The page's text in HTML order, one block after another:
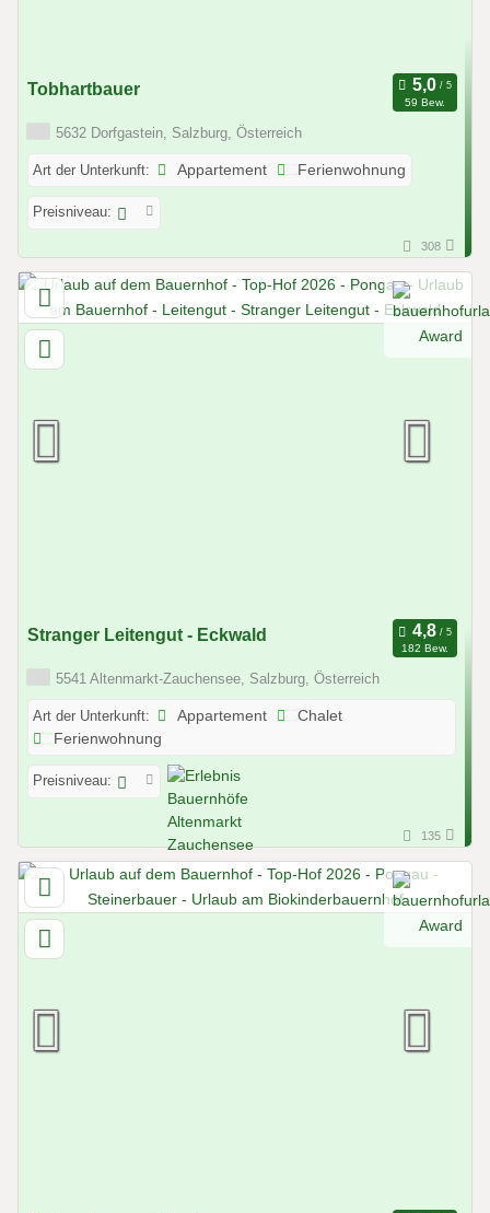
Tobhartbauer
59 Bew.
5632 Dorfgastein, Salzburg, Österreich
Art der Unterkunft: Appartement Ferienwohnung
Preisniveau:
308
Stranger Leitengut - Eckwald
182 Bew.
5541 Altenmarkt-Zauchensee, Salzburg, Österreich
Art der Unterkunft: Appartement
Chalet
Ferienwohnung
Preisniveau:
135